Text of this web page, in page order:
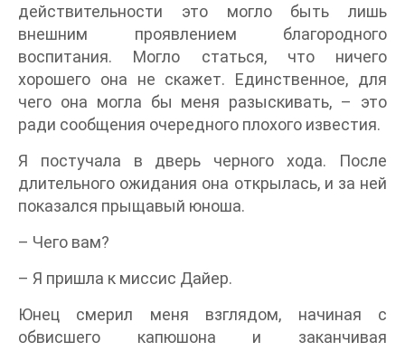
действительности это могло быть лишь
внешним проявлением благородного
воспитания. Могло статься, что ничего
хорошего она не скажет. Единственное, для
чего она могла бы меня разыскивать, – это
ради сообщения очередного плохого известия.
Я постучала в дверь черного хода. После
длительного ожидания она открылась, и за ней
показался прыщавый юноша.
– Чего вам?
– Я пришла к миссис Дайер.
Юнец смерил меня взглядом, начиная с
обвисшего капюшона и заканчивая